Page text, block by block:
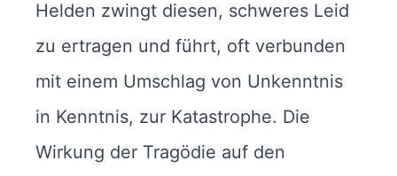
Helden zwingt diesen, schweres Leid
zu ertragen und führt, oft verbunden
mit einem Umschlag von Unkenntnis
in Kenntnis, zur Katastrophe. Die
Wirkung der Tragödie auf den